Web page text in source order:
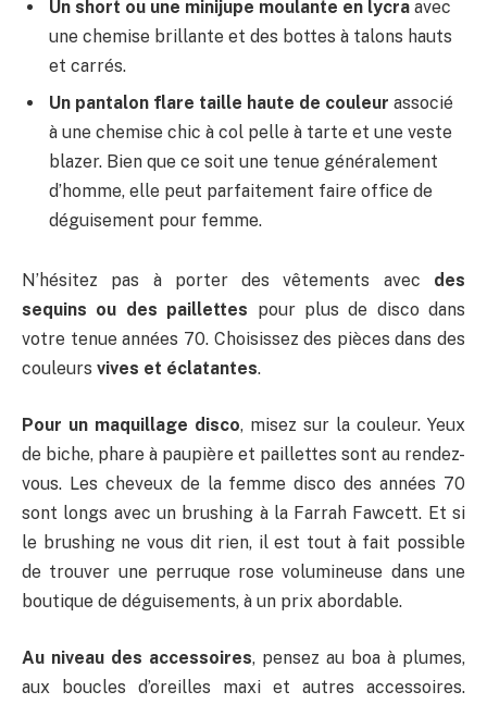
Un short ou une minijupe moulante en lycra avec
une chemise brillante et des bottes à talons hauts
et carrés.
Un pantalon flare taille haute de couleur associé
à une chemise chic à col pelle à tarte et une veste
blazer. Bien que ce soit une tenue généralement
d’homme, elle peut parfaitement faire office de
déguisement pour femme.
N’hésitez pas à porter des vêtements avec des
sequins ou des paillettes pour plus de disco dans
votre tenue années 70. Choisissez des pièces dans des
couleurs vives et éclatantes.
Pour un maquillage disco, misez sur la couleur. Yeux
de biche, phare à paupière et paillettes sont au rendez-
vous. Les cheveux de la femme disco des années 70
sont longs avec un brushing à la Farrah Fawcett. Et si
le brushing ne vous dit rien, il est tout à fait possible
de trouver une perruque rose volumineuse dans une
boutique de déguisements, à un prix abordable.
Au niveau des accessoires, pensez au boa à plumes,
aux boucles d’oreilles maxi et autres accessoires.